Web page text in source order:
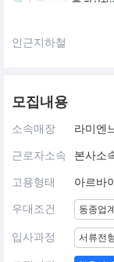
인근지하철
모집내용
소속매장 라미엔
근로자소속 본사소
고용형태 아르바
우대조건 동종업
입사과정 서류전